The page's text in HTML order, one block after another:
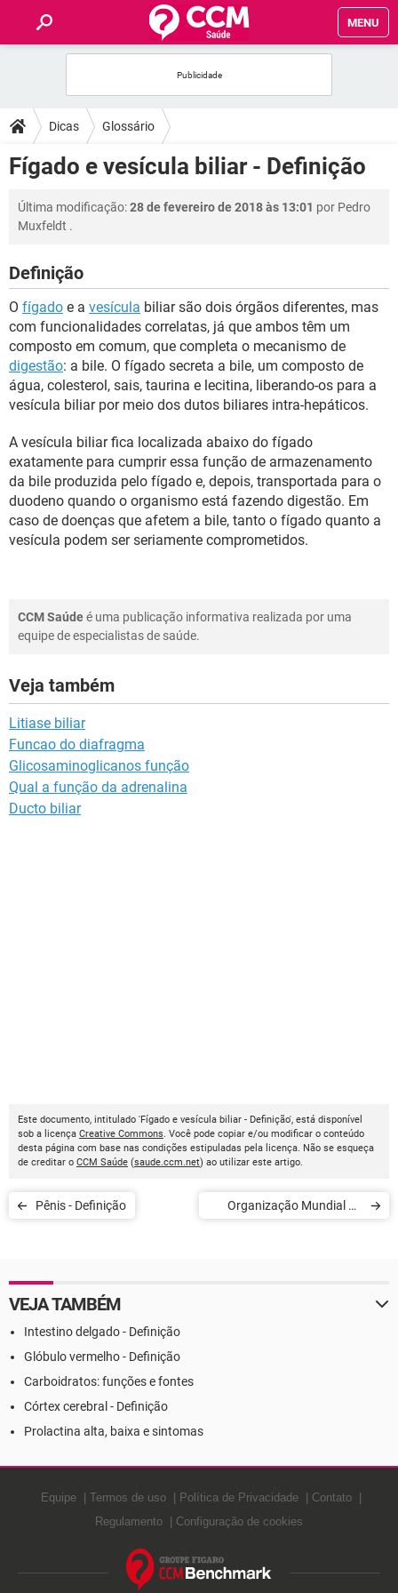
MENU
FÓRUM
SAÚDE
FAMÍLIA
SEXUALIDADE
GLOSSÁRIO
Dicas Glossário
Fígado e vesícula biliar - Definição
Última modificação:28 de fevereiro de 2018 às 13:01 por Pedro
Muxfeldt .
Definição
O fígado e a vesícula biliar são dois órgãos diferentes, mas
com funcionalidades correlatas, já que ambos têm um
composto em comum, que completa o mecanismo de
digestão: a bile. O fígado secreta a bile, um composto de
água, colesterol, sais, taurina e lecitina, liberando-os para a
vesícula biliar por meio dos dutos biliares intra-hepáticos.
A vesícula biliar fica localizada abaixo do fígado
exatamente para cumprir essa função de armazenamento
da bile produzida pelo fígado e, depois, transportada para o
duodeno quando o organismo está fazendo digestão. Em
caso de doenças que afetem a bile, tanto o fígado quanto a
vesícula podem ser seriamente comprometidos.
CCM Saúdeé uma publicação informativa realizada por uma
equipe de especialistas de saúde.
Veja também
Litiase biliar
Funcao do diafragma
Glicosaminoglicanos função
Qual a função da adrenalina
Ducto biliar
Este documento, intitulado 'Fígado e vesícula biliar - Definição', está disponível
sob a licença Creative Commons. Você pode copiar e/ou modificar o conteúdo
desta página com base nas condições estipuladas pela licença. Não se esqueça
de creditar o CCM Saúde (saude.ccm.net) ao utilizar este artigo.
Pênis - Definição
Organização Mundial da
VEJA TAMBÉM
Intestino delgado - Definição
Glóbulo vermelho - Definição
Carboidratos: funções e fontes
Córtex cerebral - Definição
Prolactina alta, baixa e sintomas
Equipe Termos de uso Política de Privacidade
Contato
Regulamento
Configuração de cookies